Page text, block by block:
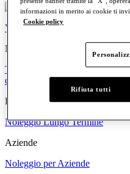
Volkswagen T-Roc
Marchi
Tutti i marchi
VolkswagenAudi
commercialiPorsche
Privati
Noleggio Lungo Termine
Aziende
Noleggio per Aziende
informazioni in merito ai cookie ti
Cookie policy
Rifiuta tutti